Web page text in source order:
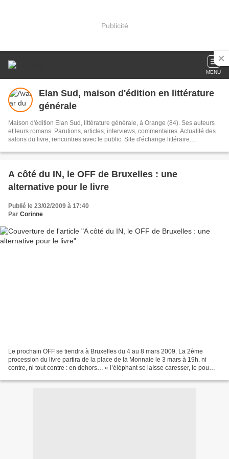
Publicité
MENU
Elan Sud, maison d'édition en littérature
générale
Maison d'édition Elan Sud, littérature générale, à Orange (84). Ses auteurs
et leurs romans. Parutions, articles, interviews, commentaires. Actualité des
salons du livre, rencontres avec le public. Site d'échange littéraire.
A côté du IN, le OFF de Bruxelles : une
alternative pour le livre
Publié le 23/02/2009 à 17:40
Par Corinne
Le prochain OFF se tiendra à Bruxelles du 4 au 8 mars 2009. La 2ème
procession du livre partira de la place de la Monnaie le 3 mars à 19h. ni
contre, ni tout contre : en dehors… « l’éléphant se laIsse caresser, le pou